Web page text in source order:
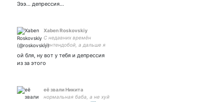
Эээ… депрессия…
Xaben Roskovskiy
С недавних времён
Нинтендобой, а дальше я
ой бля, ну вот у тебя и депрессия
из за этого
её звали Никита
нормальная баба, а не хуй